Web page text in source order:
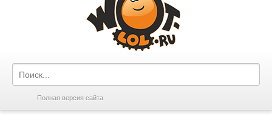
Полная версия сайта